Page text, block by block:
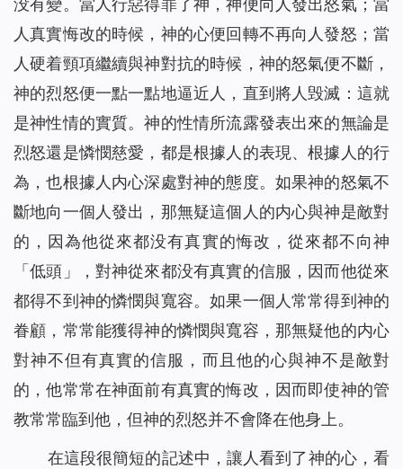
没有變。當人行惡得罪了神，神便向人發出怒氣；當
人真實悔改的時候，神的心便回轉不再向人發怒；當
人硬着頸項繼續與神對抗的時候，神的怒氣便不斷，
神的烈怒便一點一點地逼近人，直到將人毁滅：這就
是神性情的實質。神的性情所流露發表出來的無論是
烈怒還是憐憫慈愛，都是根據人的表現、根據人的行
為，也根據人内心深處對神的態度。如果神的怒氣不
斷地向一個人發出，那無疑這個人的内心與神是敵對
的，因為他從來都没有真實的悔改，從來都不向神
「低頭」，對神從來都没有真實的信服，因而他從來
都得不到神的憐憫與寬容。如果一個人常常得到神的
眷顧，常常能獲得神的憐憫與寬容，那無疑他的内心
對神不但有真實的信服，而且他的心與神不是敵對
的，他常常在神面前有真實的悔改，因而即使神的管
教常常臨到他，但神的烈怒并不會降在他身上。
在這段很簡短的記述中，讓人看到了神的心，看